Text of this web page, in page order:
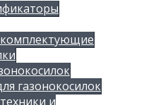
комплектующие
газонокосилок
и